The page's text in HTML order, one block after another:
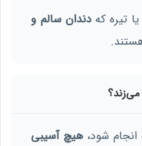
یا تیره کهدندان سالم و
انجام شود،هیچ آسیبی